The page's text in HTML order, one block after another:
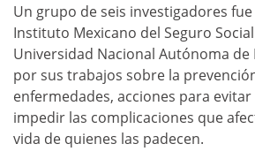
Un grupo de seis investigadores
Instituto Mexicano del Seguro Social
Universidad Nacional Autónoma de
por sus trabajos sobre la
enfermedades, acciones para
impedir las complicaciones que
vida de quienes las padecen.